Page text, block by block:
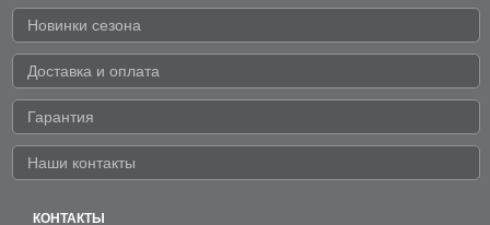
Новинки сезона
Доставка и оплата
Гарантия
Наши контакты
КОНТАКТЫ